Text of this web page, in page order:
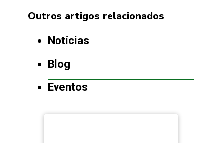
Outros artigos relacionados
Notícias
Blog
Eventos